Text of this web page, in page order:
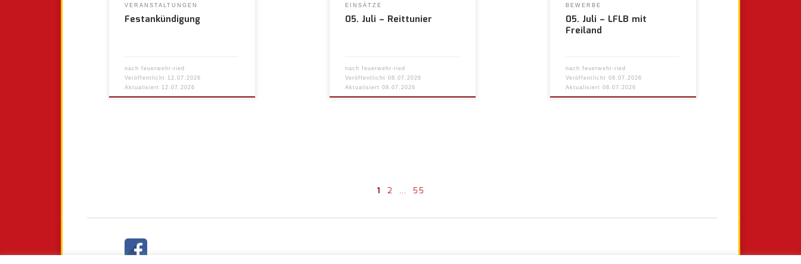
VERANSTALTUNGEN
Festankündigung
nachfeuerwehr-ried
Veröffentlicht 12.07.2026
Aktualisiert 12.07.2026
EINSÄTZE
05. Juli – Reittunier
nachfeuerwehr-ried
Veröffentlicht08.07.2026
Aktualisiert08.07.2026
BEWERBE
05. Juli – LFLB mit
Freiland
nachfeuerwehr-ried
Veröffentlicht08.07.2026
Aktualisiert08.07.2026
1 2 … 55